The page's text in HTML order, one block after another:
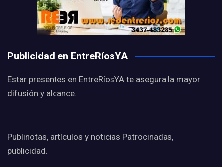
Publicidad en EntreRíosYA
Estar presentes en EntreRíosYA te asegura la mayor
difusión y alcance.
Publinotas, artículos y noticias Patrocinadas,
publicidad.